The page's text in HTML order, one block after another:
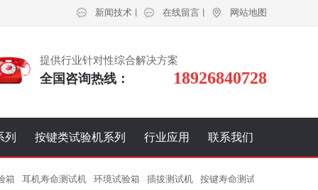
新闻技术 在线留言 网站地图
提供行业针对性综合解决方案
全国咨询热线： 18926840728
列 按键类试验机系列 行业应用
智能锁行业
联系我们
箱 耳机寿命测试机 环境试验箱 插拔测试机 按键寿命测试机